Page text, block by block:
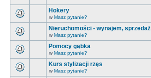
Hokery
w Masz pytanie?
Nieruchomości - wynajem, sprzedaż
w Masz pytanie?
Pomocy gąbka
w Masz pytanie?
Kurs stylizacji rzęs
w Masz pytanie?